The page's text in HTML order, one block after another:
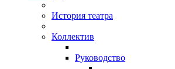
История театра
Коллектив
Руководство